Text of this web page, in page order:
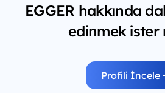
EGGER hakkında
edinmek ister
Profili İncele